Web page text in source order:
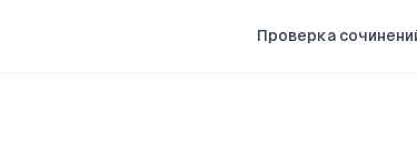
Проверка